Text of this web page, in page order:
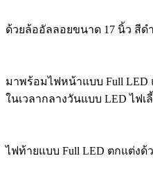
ด้วยล้ออัลลอยขนาด 17 นิ้ว สีด
มาพร้อมไฟหน้าแบบ Full LED
ในเวลากลางวันแบบ LED ไฟเ
ไฟท้ายแบบ Full LED ตกแต่งด้